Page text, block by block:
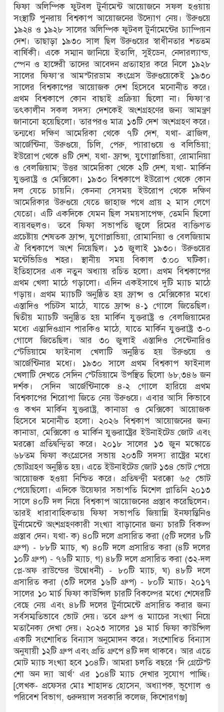
ফিফা অলিম্পিক ফুটবল টুর্নামেন্ট আয়োজনে সফল হওয়ায়
সংস্থাটি পুনরায় বিশ্বকাপ আয়োজনের উদ্যোগ নেয়। উরুগুয়ে
১৯২৪ ও ১৯২৮ সালের অলিম্পিক ফুটবল টুর্নামেন্টের চ্যাম্পিয়ন
দেশ। তাছাড়া ১৯৩০ সাল ছিল উরুগুয়ের স্বাধীনতার শততম
বার্ষিকী। একে সম্মান জানিয়ে ইতালি, সুইডেন, নেদারল্যান্ড,
স্পেন ও হাঙ্গেরী তাদের আবেদন প্রত্যাহার করে নিলে ১৯২৮
সালের ফিফা’র আমস্টারডাম কংগ্রেস উরুগুয়েকেই ১৯৩০
সালের বিশ্বকাপের আয়োজক দেশ হিসেবে মনোনীত করে।
প্রথম বিশ্বকাপে কোন বাছাই প্রক্রিয়া ছিলো না। ফিফা’র
তৎকালীন সকল সদস্য দেশকেই অংশগ্রহণের জন্য আমন্ত্রণ
জানানো হয়েছিলো। তারপরও মাত্র ১৩টি দেশ অংশগ্রহণ করে।
তন্মধ্যে দক্ষিণ আমেরিকা থেকে ৭টি দেশ, যথা- ব্রাজিল,
আর্জেন্টিনা, উরুগুয়ে, চিলি, পেরু, প্যারাগুয়ে ও বলিভিয়া;
ইউরোপ থেকে ৪টি দেশ, যথা- ফ্রান্স, যুগোস্লাভিয়া, রোমানিয়া
ও বেলজিয়াম; উত্তর আমেরিকা থেকে ২টি দেশ, যথা- মার্কিন
যুক্তরাষ্ট্র ও মেক্সিকো। ১৯৩০ বিশ্বকাপে ইউরোপ থেকে কোন
দল যেতে চায়নি। কেননা সেসময় ইউরোপ থেকে দক্ষিণ
আমেরিকার উরুগুয়ে যেতে জাহাজ পথে প্রায় ২ মাস লেগে
যেতো। এটি একদিকে যেমন ছিল সময়সাপেক্ষ, তেমনি ছিলো
ব্যয়বহুলও। তবে ফিফা সভাপতি জুলে রিমের ব্যক্তিগত
প্রচেষ্টায় শেষতক ফ্রান্স, যুগোস্লাভিয়া, রোমানিয়া ও বেলজিয়াম
ঐ বিশ্বকাপে অংশ নিয়েছিল। ১৩ জুলাই ১৯৩০। উরুগুয়ের
মন্টেভিডিও শহর। স্থানীয় সময় বিকাল ৩:০০ ঘটিকা।
ইতিহাসের এক নতুন অধ্যায় রচিত হলো। প্রথম বিশ্বকাপের
প্রথম খেলা মাঠে গড়ালো। এদিন একইসাথে দুটি ম্যাচ মাঠে
গড়ায়। প্রথম ম্যাচটি অনুষ্ঠিত হয় ফ্রান্স ও মেক্সিকোর মধ্যে
এস্তাদিও পচিটস মাঠে, যাতে ফ্রান্স ৪-১ গোলে জিতেছিল।
দ্বিতীয় ম্যাচটি অনুষ্ঠিত হয় মার্কিন যুক্তরাষ্ট্র ও বেলজিয়ামের
মধ্যে এন্তাদিওগ্রান পারকিও মাঠে, যাতে মার্কিন যুক্তরাষ্ট্র ৩-০
গোলে জিতেছিল। আর ৩০ জুলাই এস্তাদিও সেন্টেনারিও
স্টেডিয়ামে ফাইনাল খেলাটি অনুষ্ঠিত হয় উরুগুয়ে ও
আর্জেন্টিনার মধ্যে। ১৯৩০ সালে প্রথম বিশ্বকাপ ফাইনাল
খেলাটি দেখতে সেদিন স্টেডিয়ামে উপস্থিত ছিলো ৬৮,৩৪৬ জন
দর্শক। সেদিন আর্জেন্টিনাকে ৪-২ গোলে হারিয়ে প্রথম
বিশ্বকাপের শিরোপা জিতে নেয় উরুগুয়ে। এবার আসি কিভাবে
ও কখন মার্কিন যুক্তরাষ্ট্র, কানাডা ও মেক্সিকো আয়োজক
হিসেবে মনোনীত হলো। ২০২৬ বিশ্বকাপ আয়োজনের জন্য
কানাডা, মেক্সিকো ও মার্কিন যুক্তরাষ্ট্রের ইউনাইটেড জোট এবং
মরক্কো প্রতিদ্বন্দ্বিতা করে। ২০১৮ সালের ১৩ জুন মস্কোতে
৬৮তম ফিফা কংগ্রেসের সভায় ২০৩টি সদস্য রাষ্ট্রের মধ্যে
ভোটগ্রহণ অনুষ্ঠিত হয়। এতে ইউনাইটেড জোট ১৩৪ ভোট পেয়ে
আয়োজক হওয়া নিশ্চিত করে। প্রতিদ্বন্দ্বী মরক্কো ৬৫ ভোট
পেয়েছিলো। এদিকে উয়েফার সভাপতি মিশেল প্লাতিনি ২০১৩
সালে ৪০টি দল নিয়ে বিশ্বকাপ আয়োজনের প্রস্তাব করেছিলেন।
তারই ধারাবাহিকতায় ফিফা সভাপতি জিয়ান্নি ইনফান্তিনিও
টুর্নামেন্টে অংশগ্রহণকারী সংখ্যা বাড়ানোর জন্য চারটি বিকল্প
প্রস্তাব দেন। যথা- ক) ৪০টি দলে প্রসারিত করা (৫টি দলের ৮টি
গ্রুপ) - ৮৮টি ম্যাচ, খ) ৪০টি দলে প্রসারিত করা (৪টি দলের
১০টি গ্রুপ) - ৭৬টি ম্যাচ, গ) ৪৮টি দলে প্রসারিত করা (৩২-দল
প্লে-অফ রাউন্ডের উদ্বোধনী) - ৮০টি ম্যাচ, ঘ) ৪৮টি দলে
প্রসারিত করা (৩টি দলের ১৬টি গ্রুপ) - ৮০টি ম্যাচ। ২০১৭
সালের ১০ মার্চ ফিফা কাউন্সিল চারটি বিকল্পের মধ্যে শেষেরটি
বেছে নেয় এবং ৪৮টি দলের টুর্নামেন্টে প্রসারিত করার জন্য
সর্বসম্মতিভাবে ভোট দেয়। তবে গ্রুপ ও ম্যাচের সংখ্যা নিয়ে
মতানৈক্য দেখা দেয়। ২০২৩ সালের ১৪ মার্চ ফিফা কাউন্সিল
একটি সংশোধিত বিন্যাস অনুমোদন করে। সংশোধিত বিন্যাস
অনুযায়ী ১২টি গ্রুপ এবং প্রতি গ্রুপে ৪টি দল থাকবে। আর এতে
মোট ম্যাচ সংখ্যা হবে ১০৪টি। আমরা চলতি বছরে ‘দি গ্রেটেস্ট
শো অন দ্যা আর্থ’ এর ১০৪টি ম্যাচ দেখার সুযোগ পাচ্ছি।
[লেখক- প্রফেসর মোঃ শাহাদত হোসেন, অধ্যাপক, ভূগোল ও
পরিবেশ বিভাগ, গুরুদয়াল সরকারি কলেজ, কিশোরগঞ্জ]